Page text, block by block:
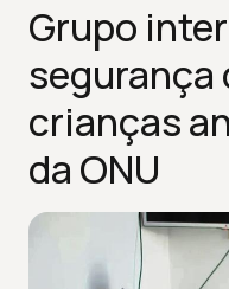
Grupo
segurança
crianças
da ONU